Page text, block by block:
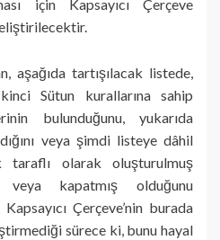
için Kapsayıcı Çerçeve
aşağıda tartışılacak listede,
Sütun kurallarına sahip
bulunduğunu, yukarıda
veya şimdi listeye dâhil
taraflı olarak oluşturulmuş
veya kapatmış olduğunu
Çerçeve’nin burada
sürece ki, bunu hayal